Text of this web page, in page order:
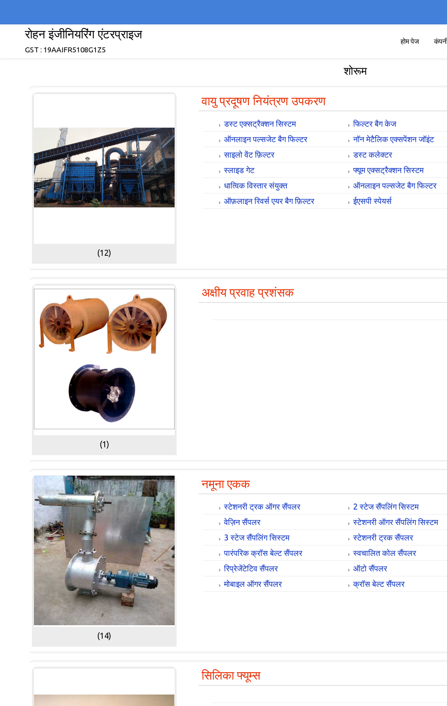
रोहन इंजीनियरिंग एंटरप्राइज
GST : 19AAIFR5108G1Z5
होम पेज
शोरूम
(12)
वायु प्रदूषण नियंत्रण उपकरण
डस्ट एक्सट्रैक्शन सिस्टम
फिल्टर बैग केज
ऑनलाइन पल्सजेट बैग फिल्टर
नॉन मेटैलिक एक्सपेंशन जॉइंट
साइलो वेंट फ़िल्टर
डस्ट कलेक्टर
स्लाइड गेट
फ्यूम एक्सट्रैक्शन सिस्टम
धात्विक विस्तार संयुक्त
ऑनलाइन पल्सजेट बैग फिल्टर
ऑफ़लाइन रिवर्स एयर बैग फ़िल्टर
ईएसपी स्पेयर्स
(1)
अक्षीय प्रवाह प्रशंसक
(14)
नमूना एकक
स्टेशनरी ट्रक ऑगर सैंपलर
2 स्टेज सैंपलिंग सिस्टम
वेज़िन सैंपलर
स्टेशनरी ऑगर सैंपलिंग सिस्टम
3 स्टेज सैंपलिंग सिस्टम
स्टेशनरी ट्रक सैंपलर
पारंपरिक क्रॉस बेल्ट सैंपलर
स्वचालित कोल सैंपलर
रिप्रेजेंटेटिव सैंपलर
ऑटो सैंपलर
मोबाइल ऑगर सैंपलर
क्रॉस बेल्ट सैंपलर
सिलिका फ्यूम्स